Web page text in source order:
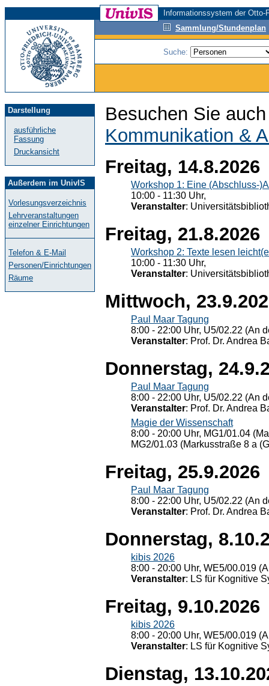
Informationssystem der
Sammlung/Stundenplan
Suche:
Darstellung
ausführliche
Fassung
Druckansicht
Außerdem im UnivIS
Vorlesungsverzeichnis
Lehrveranstaltungen
einzelner Einrichtungen
Telefon & E-Mail
Personen/Einrichtungen
Räume
Besuchen Sie
Kommunikation &
Freitag, 14.8.2026
Workshop 1: Eine (Abschluss-
10:00 - 11:30 Uhr,
Veranstalter:
Freitag, 21.8.2026
Workshop 2: Texte lesen
10:00 - 11:30 Uhr,
Veranstalter:
Mittwoch,
Paul Maar Tagung
8:00 - 22:00 Uhr, U5/02.22 (An
Veranstalter: Prof. Dr. Andrea
Donnerstag,
Paul Maar Tagung
8:00 - 22:00 Uhr, U5/02.22 (An
Veranstalter: Prof. Dr. Andrea
Magie der Wissenschaft
8:00 - 20:00 Uhr, MG1/01.04
MG2/01.03 (Markusstraße 8 a
Freitag, 25.9.2026
Paul Maar Tagung
8:00 - 22:00 Uhr, U5/02.22 (An
Veranstalter: Prof. Dr. Andrea
Donnerstag,
kibis 2026
8:00 - 20:00 Uhr, WE5/00.019
Veranstalter: LS für Kognitive
Freitag, 9.10.2026
kibis 2026
8:00 - 20:00 Uhr, WE5/00.019
Veranstalter: LS für Kognitive
Dienstag,